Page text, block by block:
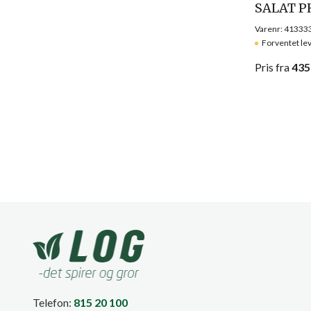
SALAT
Varenr:
Forventet
Pris fra435
Telefon: 815 20 100